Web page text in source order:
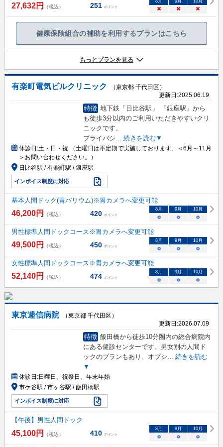
27,632円 （税込） 251 ポイント
8月 9月 10月
× × ×
健康保険組合の補助を利用するプランはこちら
もっとプランを見る
有楽町電気ビルクリニック
（東京都 千代田区）
更新日:2025.06.19
特徴 地下鉄「日比谷駅」 「銀座駅」から
も徒歩3分以内のご利用いただきやすいクリ
ニックです。
プライバシ
続きを読む▼
休診日:土・日・祝 （土曜日は不定期で実施しております。＜6月～11月
＞お問い合わせください。）
日比谷駅 / 有楽町駅 / 銀座駅
インボイス制度に対応
基本人間ドック(胃バリウム)※胃カメラへ変更可能
46,200円 （税込） 420 ポイント
8 月 9 月 10月
○ ○ ○
男性標準人間ドックコース※胃カメラへ変更可能
49,500円 （税込） 450 ポイント
8 月 9 月 10月
○ ○ ○
女性標準人間ドックコース※胃カメラへ変更可能
52,140円 （税込） 474 ポイント
8 月 9 月 10月
○ ○ ○
東京逓信病院
（東京都 千代田区）
更新日:2026.07.09
特徴 飯田橋から徒歩10分圏内の総合病院内
にある健診センターです。男女別の人間ド
ックのプランもあり、オプシ... 続きを読む
▼
休診日:日曜日、祝祭日、年末年始
市ケ谷駅 / 市ヶ谷駅 / 飯田橋駅
インボイス制度に対応
【午後】男性人間ドック
45,100円 （税込） 410 ポイント
8月 9月 10月
○ ○ ○